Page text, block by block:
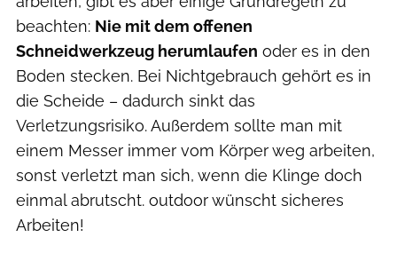
beachten: Nie mit dem offenen
Schneidwerkzeug herumlaufen oder es in den
Boden stecken. Bei Nichtgebrauch gehört es in
die Scheide – dadurch sinkt das
Verletzungsrisiko. Außerdem sollte man mit
einem Messer immer vom Körper weg arbeiten,
sonst verletzt man sich, wenn die Klinge doch
einmal abrutscht. outdoor wünscht sicheres
Arbeiten!